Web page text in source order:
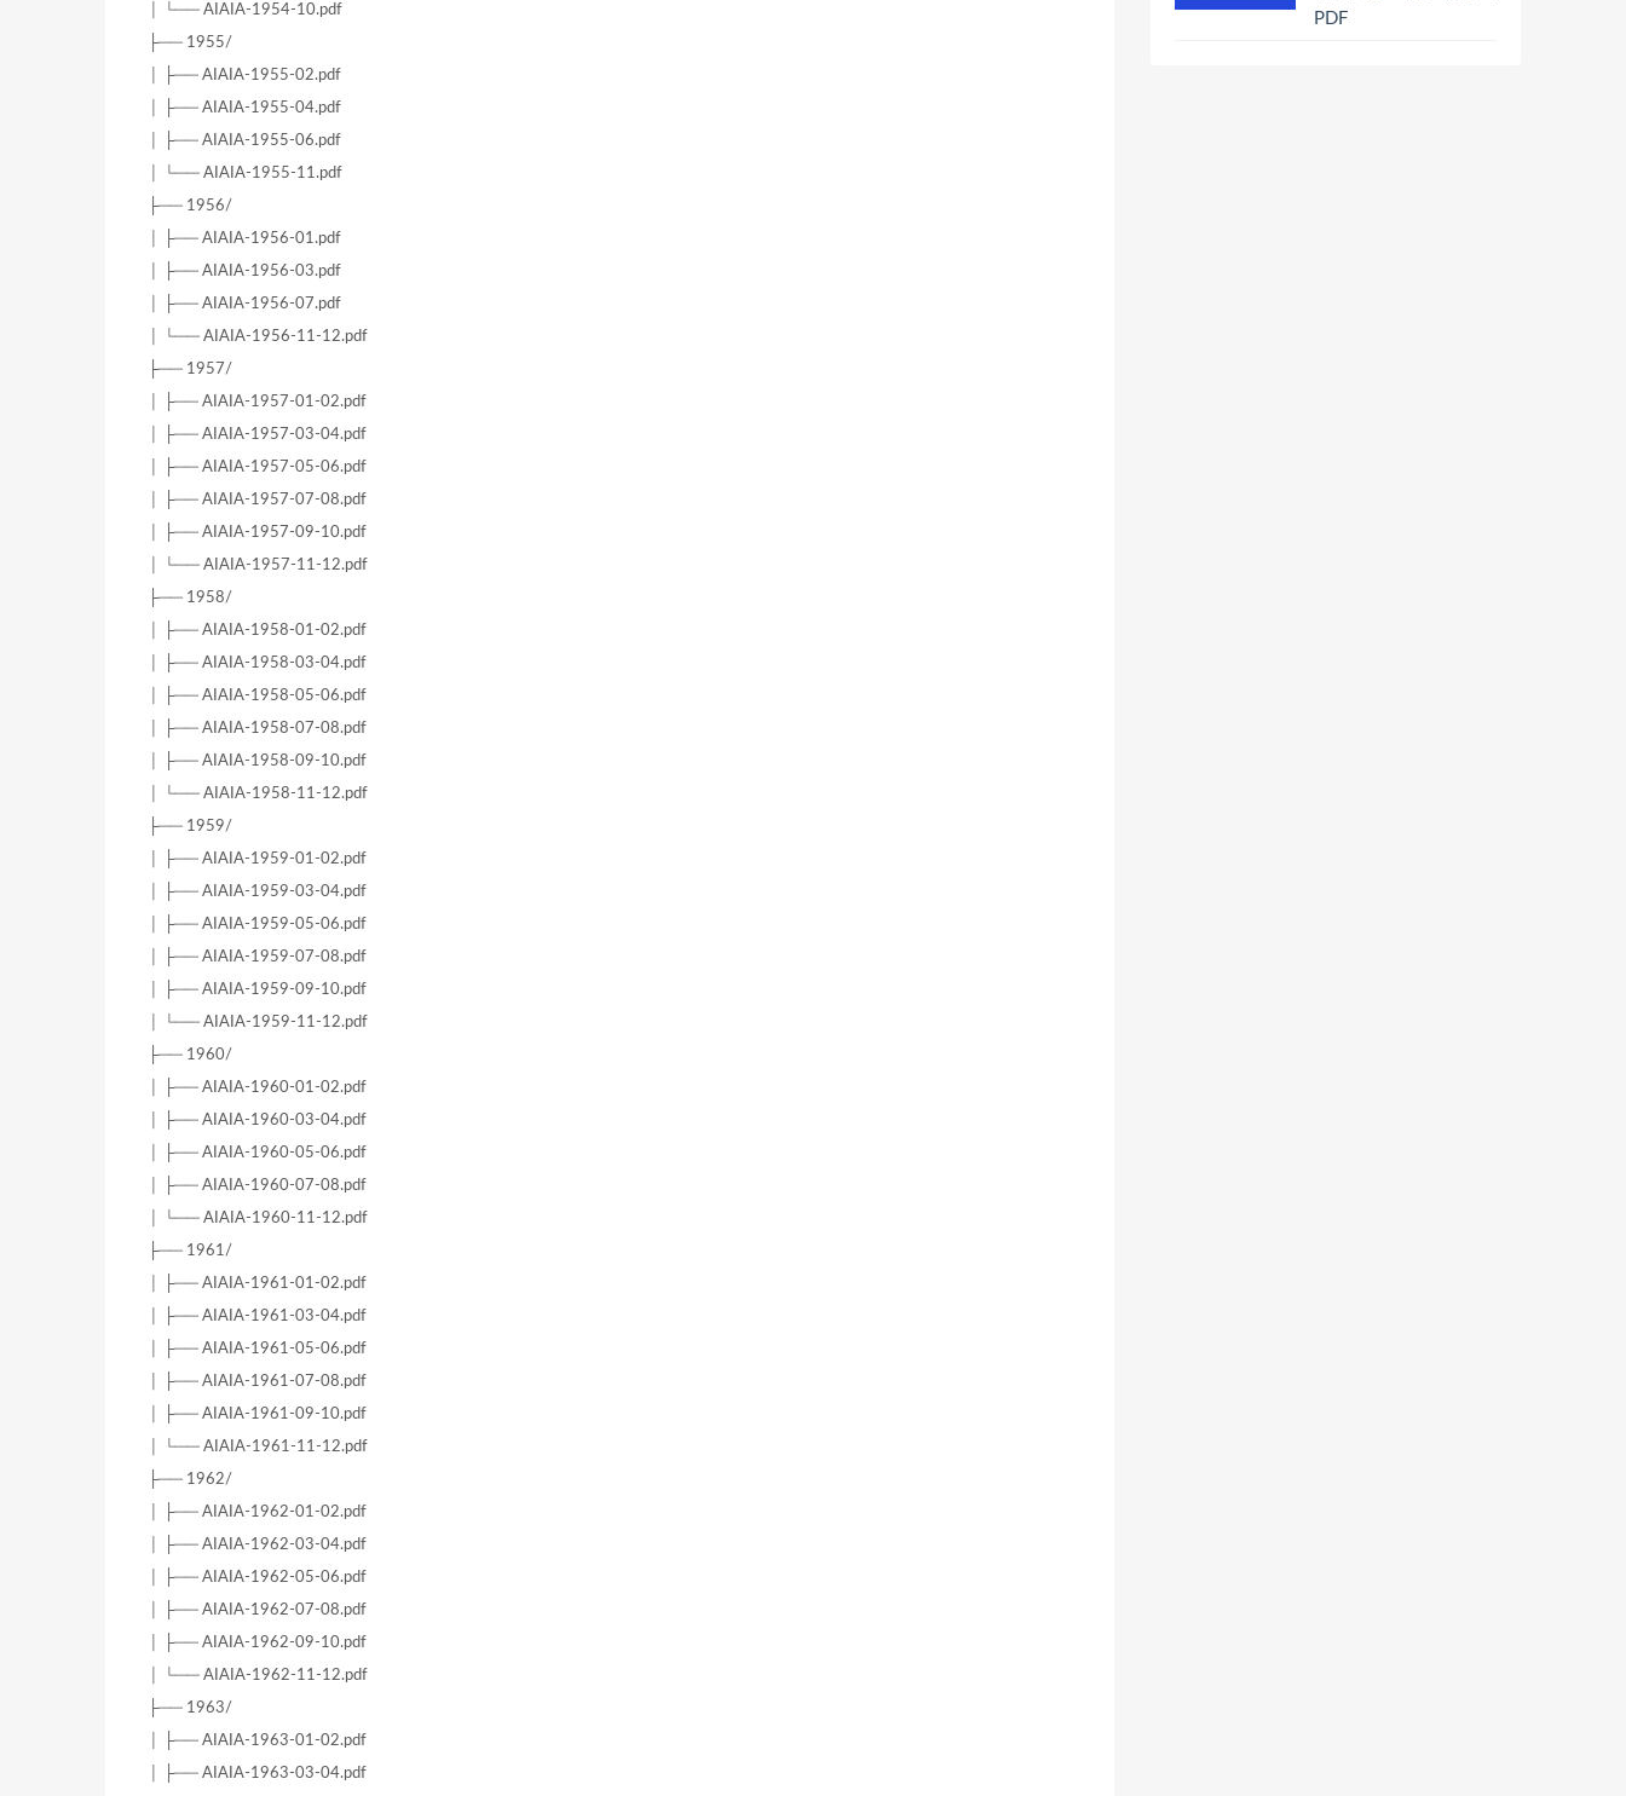
│ └── AIAIA-1954-10.pdf
├── 1955/
│ ├── AIAIA-1955-02.pdf
│ ├── AIAIA-1955-04.pdf
│ ├── AIAIA-1955-06.pdf
│ └── AIAIA-1955-11.pdf
├── 1956/
│ ├── AIAIA-1956-01.pdf
│ ├── AIAIA-1956-03.pdf
│ ├── AIAIA-1956-07.pdf
│ └── AIAIA-1956-11-12.pdf
├── 1957/
│ ├── AIAIA-1957-01-02.pdf
│ ├── AIAIA-1957-03-04.pdf
│ ├── AIAIA-1957-05-06.pdf
│ ├── AIAIA-1957-07-08.pdf
│ ├── AIAIA-1957-09-10.pdf
│ └── AIAIA-1957-11-12.pdf
├── 1958/
│ ├── AIAIA-1958-01-02.pdf
│ ├── AIAIA-1958-03-04.pdf
│ ├── AIAIA-1958-05-06.pdf
│ ├── AIAIA-1958-07-08.pdf
│ ├── AIAIA-1958-09-10.pdf
│ └── AIAIA-1958-11-12.pdf
├── 1959/
│ ├── AIAIA-1959-01-02.pdf
│ ├── AIAIA-1959-03-04.pdf
│ ├── AIAIA-1959-05-06.pdf
│ ├── AIAIA-1959-07-08.pdf
│ ├── AIAIA-1959-09-10.pdf
│ └── AIAIA-1959-11-12.pdf
├── 1960/
│ ├── AIAIA-1960-01-02.pdf
│ ├── AIAIA-1960-03-04.pdf
│ ├── AIAIA-1960-05-06.pdf
│ ├── AIAIA-1960-07-08.pdf
│ └── AIAIA-1960-11-12.pdf
├── 1961/
│ ├── AIAIA-1961-01-02.pdf
│ ├── AIAIA-1961-03-04.pdf
│ ├── AIAIA-1961-05-06.pdf
│ ├── AIAIA-1961-07-08.pdf
│ ├── AIAIA-1961-09-10.pdf
│ └── AIAIA-1961-11-12.pdf
├── 1962/
│ ├── AIAIA-1962-01-02.pdf
│ ├── AIAIA-1962-03-04.pdf
│ ├── AIAIA-1962-05-06.pdf
│ ├── AIAIA-1962-07-08.pdf
│ ├── AIAIA-1962-09-10.pdf
│ └── AIAIA-1962-11-12.pdf
├── 1963/
│ ├── AIAIA-1963-01-02.pdf
│ ├── AIAIA-1963-03-04.pdf
PDF